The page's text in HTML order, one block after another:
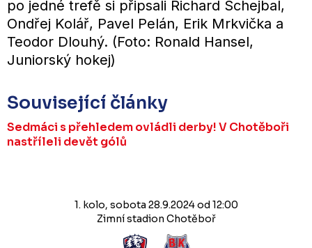
po jedné trefě si připsali Richard Schejbal,
Ondřej Kolář, Pavel Pelán, Erik Mrkvička a
Teodor Dlouhý. (Foto: Ronald Hansel,
Juniorský hokej)
Související články
Sedmáci s přehledem ovládli derby! V Chotěboři
nastříleli devět gólů
1. kolo, sobota 28.9.2024 od 12:00
Zimní stadion Chotěboř